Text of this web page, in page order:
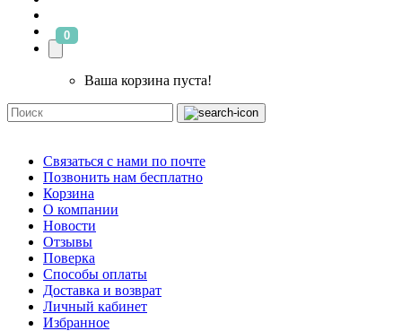
0
Ваша корзина пуста!
Связаться с нами по почте
Позвонить нам бесплатно
Корзина
О компании
Новости
Отзывы
Поверка
Способы оплаты
Доставка и возврат
Личный кабинет
Избранное